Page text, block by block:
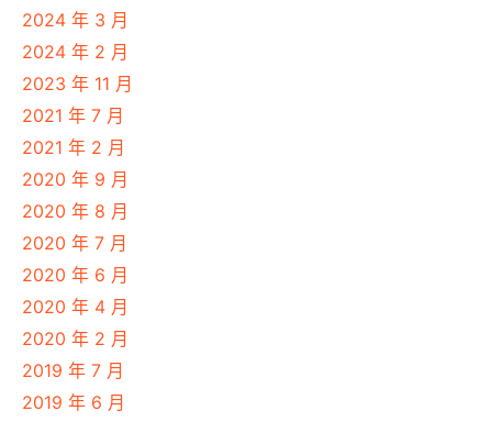
2024 年 3 月
2024 年 2 月
2023 年 11 月
2021 年 7 月
2021 年 2 月
2020 年 9 月
2020 年 8 月
2020 年 7 月
2020 年 6 月
2020 年 4 月
2020 年 2 月
2019 年 7 月
2019 年 6 月